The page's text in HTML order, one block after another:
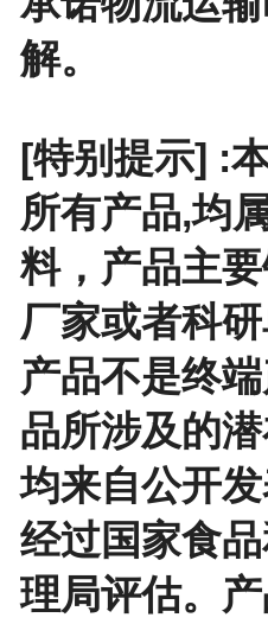
解。
[特别提示] :
所有产品,均
料，产品主
厂家或者科
产品不是终
品所涉及的
均来自公开
经过国家食
理局评估。